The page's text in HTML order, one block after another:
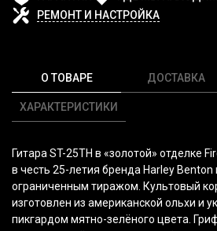
РЕМОНТ И НАСТРОЙКА
О ТОВАРЕ
ХАРАКТЕРИСТИКИ
ДОСТАВКА
Гитара ST-25TH в «золотой» отделке
в честь 25-летия бренда Harley
ограниченным тиражом. Культовый
изготовлен из американской ольхи и
пикгардом мятно-зелёного цвета.